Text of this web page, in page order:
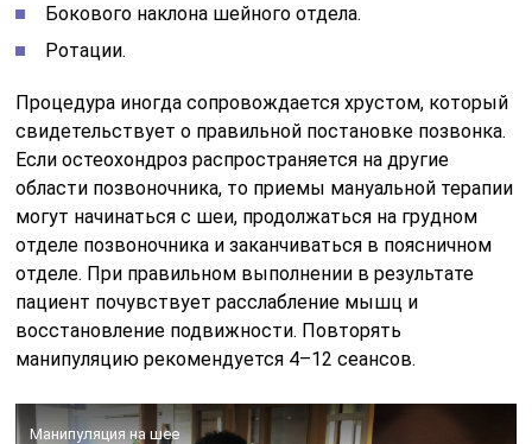
Бокового наклона шейного отдела.
Ротации.
Процедура иногда сопровождается хрустом, который
свидетельствует о правильной постановке позвонка.
Если остеохондроз распространяется на другие
области позвоночника, то приемы мануальной терапии
могут начинаться с шеи, продолжаться на грудном
отделе позвоночника и заканчиваться в поясничном
отделе. При правильном выполнении в результате
пациент почувствует расслабление мышц и
восстановление подвижности. Повторять
манипуляцию рекомендуется 4–12 сеансов.
Манипуляция на шее